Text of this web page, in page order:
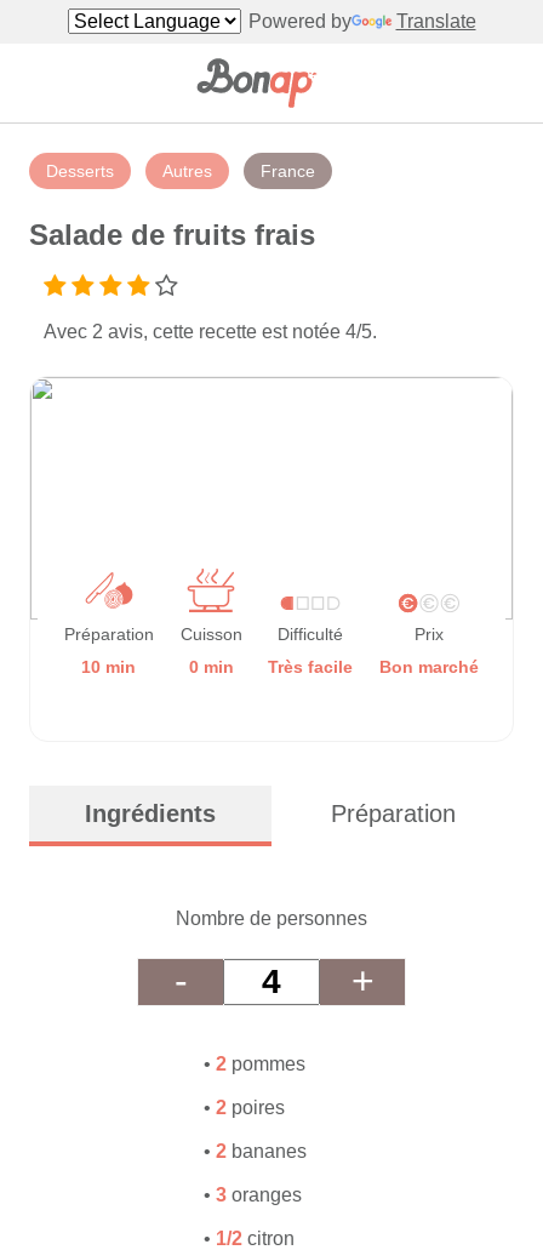
Powered by Translate
Desserts Autres France
Salade de fruits frais
Avec 2 avis, cette recette est notée 4/5.
Préparation
10 min
Cuisson
0 min
Difficulté
Très facile
Prix
Bon marché
Ingrédients Préparation
Nombre de personnes
- +
• 2 pommes
• 2 poires
• 2 bananes
• 3 oranges
• 1/2 citron